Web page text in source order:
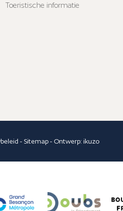
Toeristische informatie
- Sitemap- Ontwerp:ikuzo